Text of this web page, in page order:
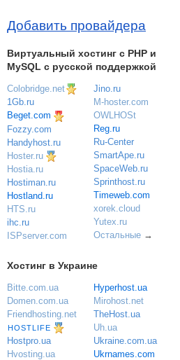
Добавить провайдера
Виртуальный хостинг c PHP и
MySQL с русской поддержкой
Colobridge.net
1Gb.ru
Beget.com
Fozzy.com
Handyhost.ru
Hoster.ru
Hostia.ru
Hostiman.ru
Hostland.ru
HTS.ru
ihc.ru
ISPserver.com
Jino.ru
M-hoster.com
OWLHOSt
Reg.ru
Ru-Center
SmartApe.ru
SpaceWeb.ru
Sprinthost.ru
Timeweb.com
xorek.cloud
Yutex.ru
Остальные→
Хостинг в Украине
Bitte.com.ua
Domen.com.ua
Friendhosting.net
HOSTLIFE
Hostpro.ua
Hvosting.ua
Hyperhost.ua
Mirohost.net
TheHost.ua
Uh.ua
Ukraine.com.ua
Ukrnames.com